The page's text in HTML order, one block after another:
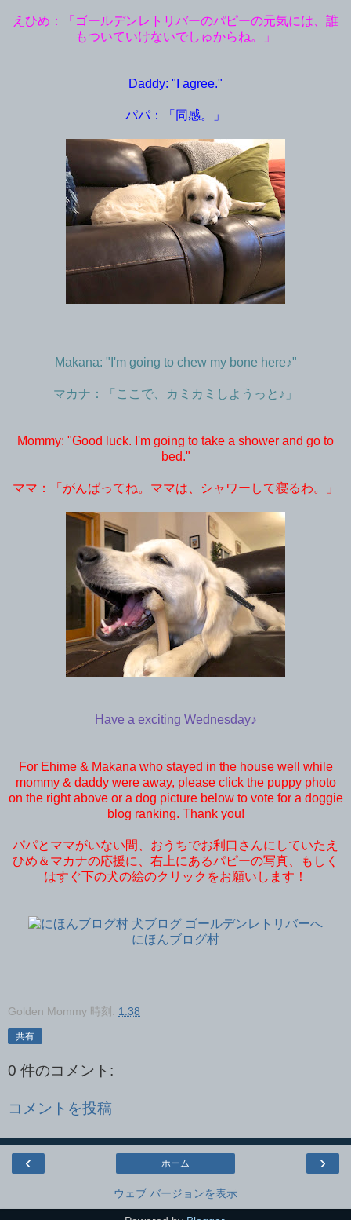
えひめ：「ゴールデンレトリバーのパピーの元気には、誰
もついていけないでしゅからね。」
Daddy: "I agree."
パパ：「同感。」
Makana: "I'm going to chew my bone here♪"
マカナ：「ここで、カミカミしようっと♪」
Mommy: "Good luck. I'm going to take a shower and go to
bed."
ママ：「がんばってね。ママは、シャワーして寝るわ。」
Have a exciting Wednesday♪
For Ehime & Makana who stayed in the house well while
mommy & daddy were away, please click the puppy photo
on the right above or a dog picture below to vote for a doggie
blog ranking. Thank you!
パパとママがいない間、おうちでお利口さんにしていたえ
ひめ＆マカナの応援に、右上にあるパピーの写真、もしく
はすぐ下の犬の絵のクリックをお願いします！
にほんブログ村
Golden Mommy 時刻: 1:38
共有
0 件のコメント:
コメントを投稿
‹ ›
ホーム
ウェブ バージョンを表示